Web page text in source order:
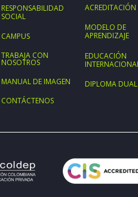
RESPONSABILIDAD
SOCIAL
CAMPUS
TRABAJA CON
NOSOTROS
MANUAL DE IMAGEN
CONTÁCTENOS
ACREDITACIÓN
MODELO DE
APRENDIZAJE
EDUCACIÓN
DIPLOMA DUAL